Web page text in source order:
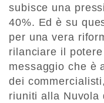
subisce una
40%. Ed è su
per una vera
rilanciare il potere
messaggio che è
dei
riuniti alla Nuvola